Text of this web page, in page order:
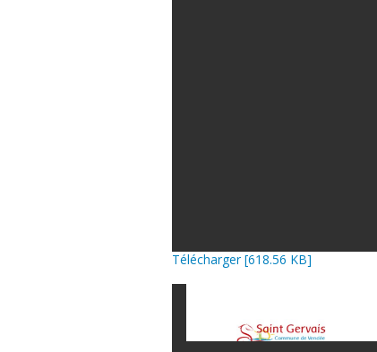
Télécharger [618.56 KB]